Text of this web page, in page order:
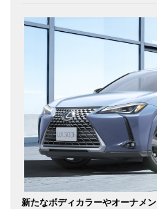
新たなボディカラーやオーナメ